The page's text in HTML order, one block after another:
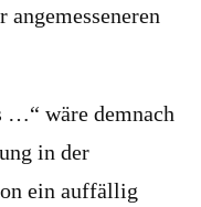
…“ wäre demnach
in der
ein auffällig